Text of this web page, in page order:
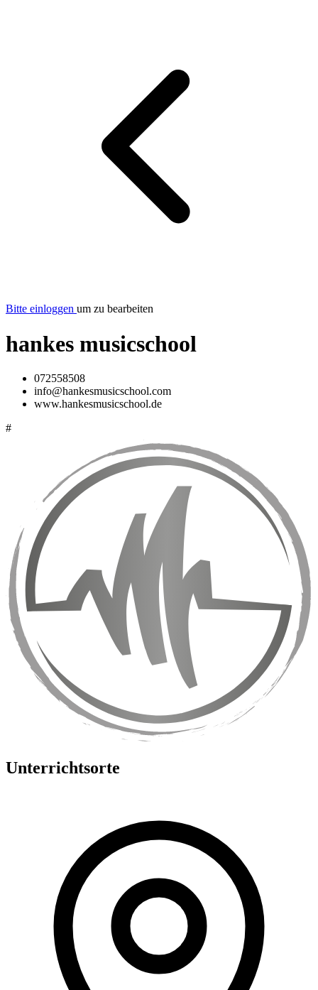
Bitte einloggen um zu bearbeiten
hankes musicschool
072558508
info@hankesmusicschool.com
www.hankesmusicschool.de
#
Unterrichtsorte